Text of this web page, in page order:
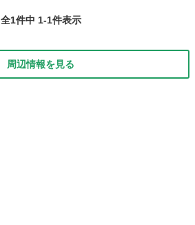
全1件中 1-1件表示
周辺情報を見る